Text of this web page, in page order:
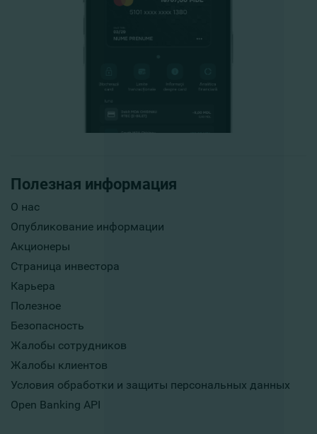
Полезная информация
О нас
Опубликование информации
Акционеры
Страница инвестора
Карьера
Полезное
Безопасность
Жалобы сотрудников
Жалобы клиентов
Условия обработки и защиты персональных данных
Open Banking API